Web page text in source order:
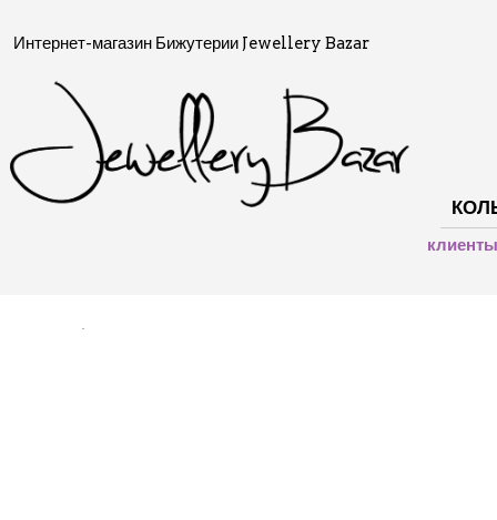
Интернет-магазин Бижутерии Jewellery Bazar
клиенты